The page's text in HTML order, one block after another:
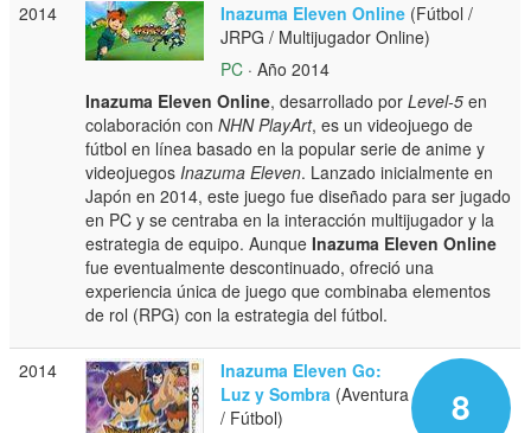
2014 Inazuma Eleven Online (Fútbol /
JRPG / Multijugador Online)
PC · Año 2014
Inazuma Eleven Online, desarrollado porLevel-5 en
colaboración conNHN PlayArt, es un videojuego de
fútbol en línea basado en la popular serie de anime y
videojuegosInazuma Eleven. Lanzado inicialmente en
Japón en 2014, este juego fue diseñado para ser jugado
en PC y se centraba en la interacción multijugador y la
estrategia de equipo. AunqueInazuma Eleven Online
fue eventualmente descontinuado, ofreció una
experiencia única de juego que combinaba elementos
de rol (RPG) con la estrategia del fútbol.
2014
8
Inazuma Eleven Go:
Luz y Sombra (Aventura
/ Fútbol)